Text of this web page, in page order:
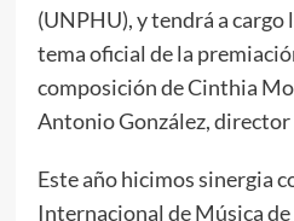
(UNPHU), y tendrá a
tema oficial de la
composición de Cinthia
Antonio González,
Este año hicimos sinergia
Internacional de Música